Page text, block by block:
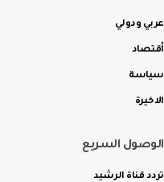
عربي ودولي
أقتصاد
سياسة
الاخيرة
الوصول السريع
تردد قناة الرشيد